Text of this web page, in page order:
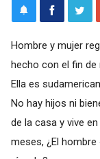
Hombre y mujer
hecho con el fin de
Ella es
No hay hijos ni
de la casa y vive
meses, ¿El